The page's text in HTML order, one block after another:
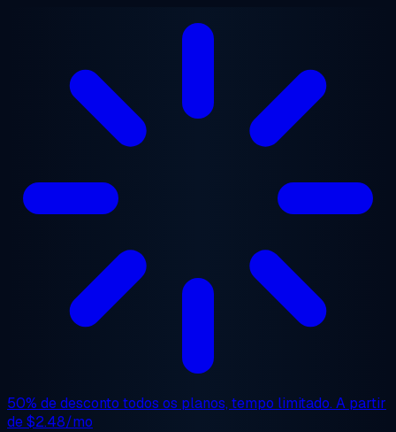
Saltar para o conteúdo principal
50% de desconto todos os planos, tempo limitado. A partir
de$2.48/mo